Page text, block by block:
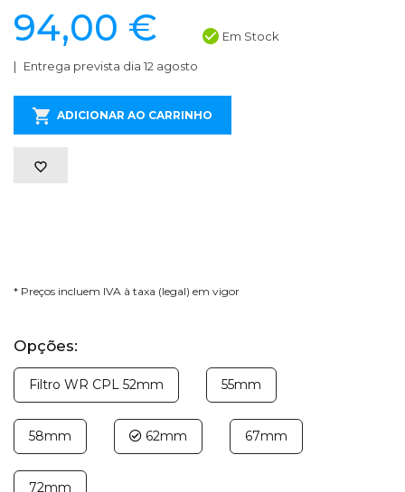
94,00 € Em Stock
Entrega prevista dia 12 agosto
ADICIONAR AO CARRINHO
* Preços incluem IVA à taxa (legal) em vigor
Opções:
Filtro WR CPL 52mm 55mm
58mm 62mm 67mm
72mm